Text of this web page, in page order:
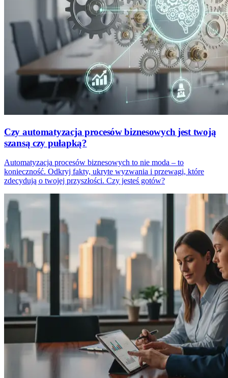
Czy automatyzacja procesów biznesowych jest twoją
szansą czy pułapką?
Automatyzacja procesów biznesowych to nie moda – to
konieczność. Odkryj fakty, ukryte wyzwania i przewagi, które
zdecydują o twojej przyszłości. Czy jesteś gotów?